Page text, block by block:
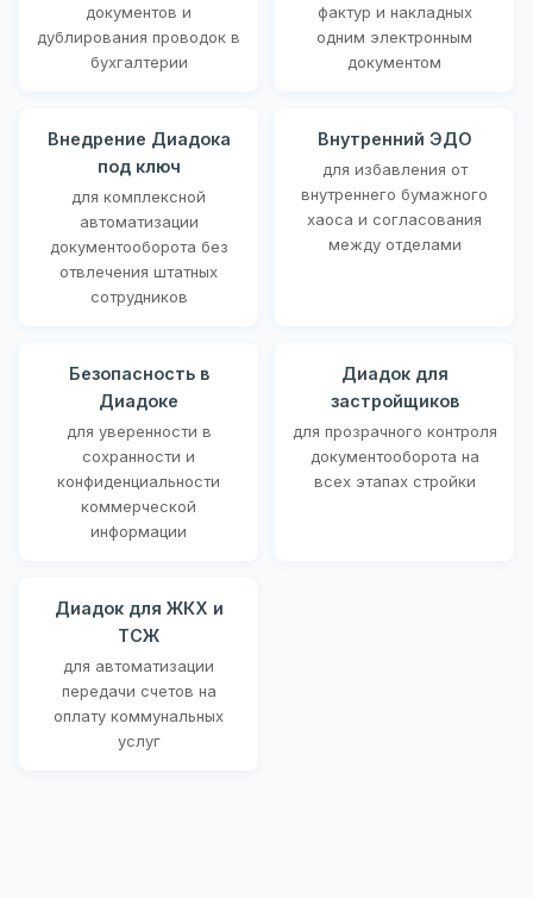
документов и
дублирования проводок в
бухгалтерии
фактур и накладных
одним электронным
документом
Внедрение Диадока
под ключ
для комплексной
автоматизации
документооборота без
отвлечения штатных
сотрудников
Внутренний ЭДО
для избавления от
внутреннего бумажного
хаоса и согласования
между отделами
Безопасность в
Диадоке
для уверенности в
сохранности и
конфиденциальности
коммерческой
информации
Диадок для
застройщиков
для прозрачного контроля
документооборота на
всех этапах стройки
Диадок для ЖКХ и
ТСЖ
для автоматизации
передачи счетов на
оплату коммунальных
услуг